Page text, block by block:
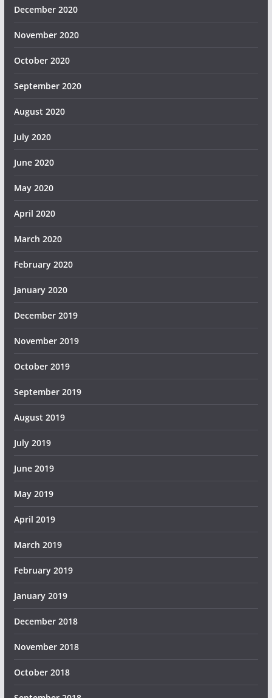
December 2020
November 2020
October 2020
September 2020
August 2020
July 2020
June 2020
May 2020
April 2020
March 2020
February 2020
January 2020
December 2019
November 2019
October 2019
September 2019
August 2019
July 2019
June 2019
May 2019
April 2019
March 2019
February 2019
January 2019
December 2018
November 2018
October 2018